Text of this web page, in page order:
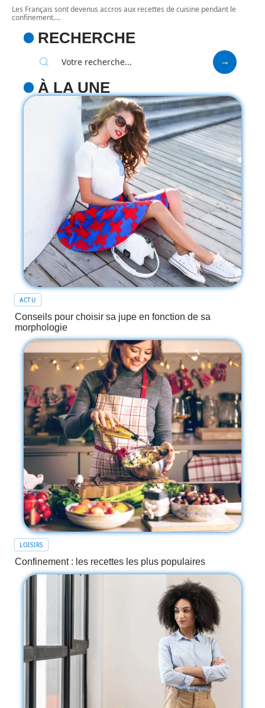
Les Français sont devenus accros aux recettes de cuisine pendant le
confinement.…
RECHERCHE
À LA UNE
ACTU
Conseils pour choisir sa jupe en fonction de sa
morphologie
LOISIRS
Confinement : les recettes les plus populaires